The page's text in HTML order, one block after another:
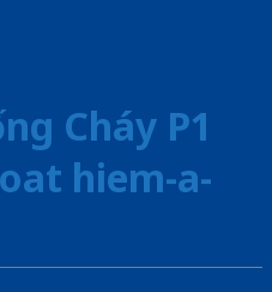
Cháy P1
hiem-a-